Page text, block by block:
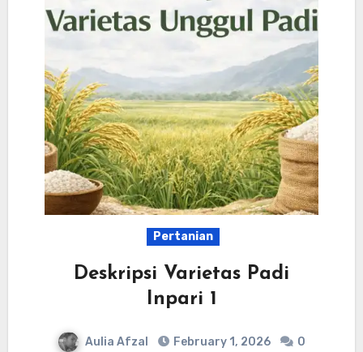
Pertanian
Deskripsi Varietas Padi
Inpari 1
Aulia Afzal February 1, 2026
0